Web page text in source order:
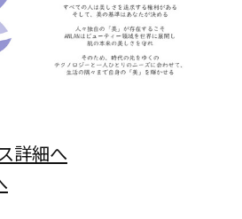
詳細へ